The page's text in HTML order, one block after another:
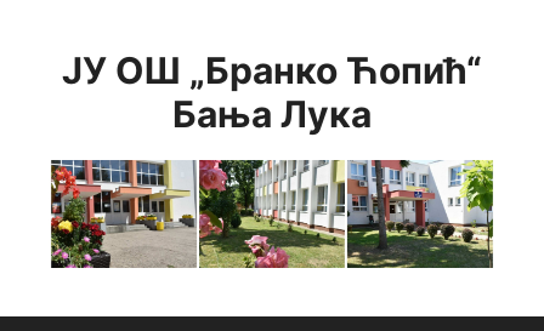
contentЈУ ОШ „Бранко Ћопић“
Бања Лука